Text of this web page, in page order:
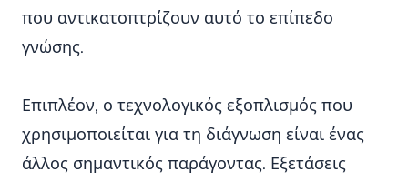
που αντικατοπτρίζουν αυτό το επίπεδο
γνώσης.
Επιπλέον, ο τεχνολογικός εξοπλισμός που
χρησιμοποιείται για τη διάγνωση είναι ένας
άλλος σημαντικός παράγοντας. Εξετάσεις